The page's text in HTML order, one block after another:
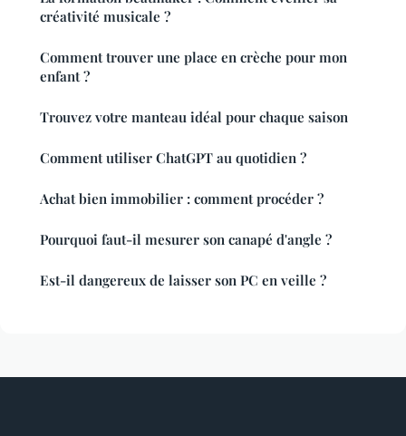
créativité musicale ?
Comment trouver une place en crèche pour mon
enfant ?
Trouvez votre manteau idéal pour chaque saison
Comment utiliser ChatGPT au quotidien ?
Achat bien immobilier : comment procéder ?
Pourquoi faut-il mesurer son canapé d'angle ?
Est-il dangereux de laisser son PC en veille ?